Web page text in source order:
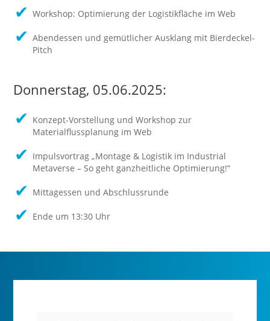
Workshop: Optimierung der Logistikfläche im Web
Abendessen und gemütlicher Ausklang mit Bierdeckel-
Pitch
Donnerstag, 05.06.2025:
Konzept-Vorstellung undWorkshop zur
Materialflussplanung im Web
Impulsvortrag „Montage & Logistik im Industrial
Metaverse – So geht ganzheitliche Optimierung!“
Mittagessen und Abschlussrunde
Ende um 13:30 Uhr